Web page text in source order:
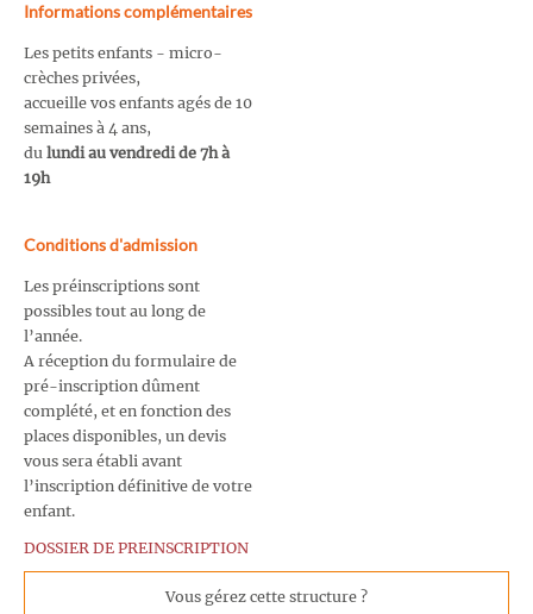
Informations complémentaires
Les petits enfants - micro-
crèches privées,
accueille vos enfants agés de 10
semaines à 4 ans,
du lundi au vendredi de 7h à
19h
Conditions d'admission
Les préinscriptions sont
possibles tout au long de
l’année.
A réception du formulaire de
pré-inscription dûment
complété, et en fonction des
places disponibles, un devis
vous sera établi avant
l’inscription définitive de votre
enfant.
DOSSIER DE PREINSCRIPTION
Vous gérez cette structure ?